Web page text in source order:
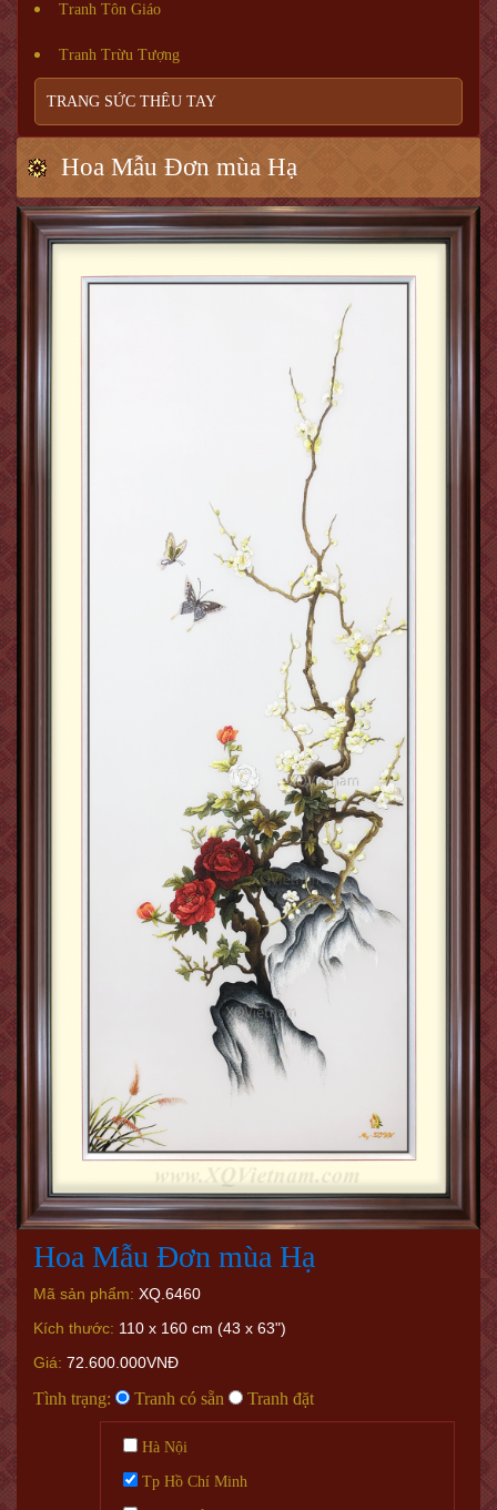
Tranh Tôn Giáo
Tranh Trừu Tượng
TRANG SỨC THÊU TAY
Hoa Mẫu Đơn mùa Hạ
Hoa Mẫu Đơn mùa Hạ
Mã sản phẩm: XQ.6460
Kích thước: 110 x 160 cm (43 x 63")
Giá: 72.600.000VNĐ
Tình trạng: Tranh có sẵn Tranh đặt
Hà Nội
Tp Hồ Chí Minh